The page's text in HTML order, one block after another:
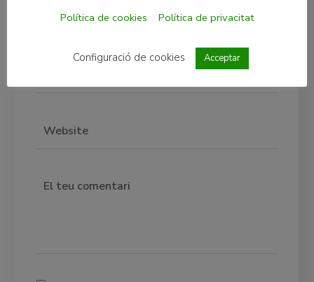
Política de cookies
Política de privacitat
Configuració de cookies Acceptar